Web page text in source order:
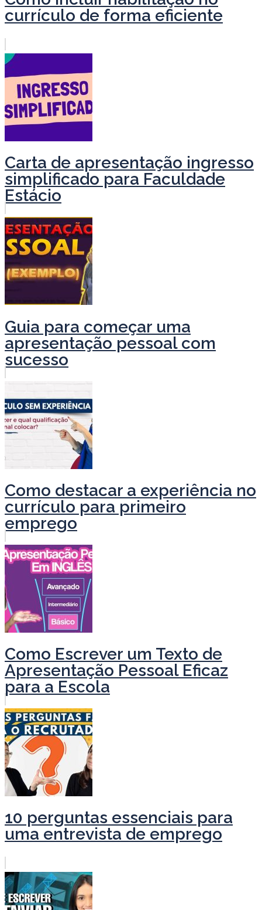
currículo de forma eficiente
Carta de apresentação ingresso
simplificado para Faculdade
Estácio
Guia para começar uma
apresentação pessoal com
sucesso
Como destacar a experiência no
currículo para primeiro
emprego
Como Escrever um Texto de
Apresentação Pessoal Eficaz
para a Escola
10 perguntas essenciais para
uma entrevista de emprego